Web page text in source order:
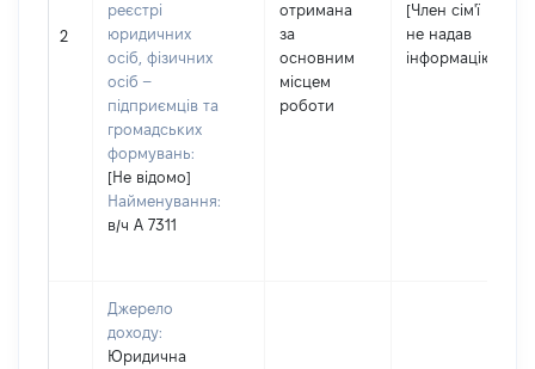
2
реєстрі
юридичних
осіб, фізичних
осіб –
підприємців та
громадських
формувань:
[Не відомо]
Найменування:
в/ч А 7311
отримана
за
основним
місцем
роботи
[Член сім'ї
не надав
інформацію]
Джерело
доходу:
Юридична